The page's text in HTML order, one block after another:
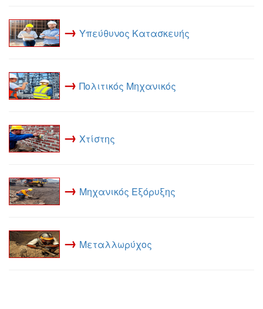
→ Υπεύθυνος Κατασκευής
→ Πολιτικός Μηχανικός
→ Χτίστης
→ Μηχανικός Εξόρυξης
→ Μεταλλωρύχος